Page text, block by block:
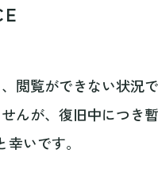
閲覧ができない状況で
んが、復旧中につき
いです。